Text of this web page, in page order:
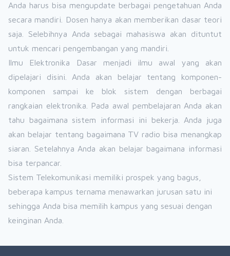
Anda harus bisa mengupdate berbagai pengetahuan Anda
secara mandiri. Dosen hanya akan memberikan dasar teori
saja. Selebihnya Anda sebagai mahasiswa akan dituntut
untuk mencari pengembangan yang mandiri.
Ilmu Elektronika Dasar menjadi ilmu awal yang akan
dipelajari disini. Anda akan belajar tentang komponen-
komponen sampai ke blok sistem dengan berbagai
rangkaian elektronika. Pada awal pembelajaran Anda akan
tahu bagaimana sistem informasi ini bekerja. Anda juga
akan belajar tentang bagaimana TV radio bisa menangkap
siaran. Setelahnya Anda akan belajar bagaimana informasi
bisa terpancar.
Sistem Telekomunikasi memiliki prospek yang bagus,
beberapa kampus ternama menawarkan jurusan satu ini
sehingga Anda bisa memilih kampus yang sesuai dengan
keinginan Anda.